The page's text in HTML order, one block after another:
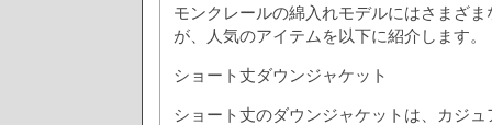
モンクレールの綿入れモデルにはさまざ
が、人気のアイテムを以下に紹介します。
ショート丈ダウンジャケット
ショート丈のダウンジャケットは、カジ